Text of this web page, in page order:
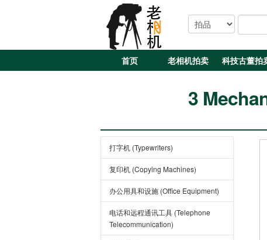
首页 老相机拍卖 科技古董拍
3
打字机 (Typewriters)
复印机 (Copying Machines)
办公用具和设施 (Office Equipment)
电话和远程通讯工具 (Telephone
Telecommunication)